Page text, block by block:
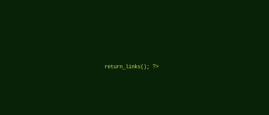
return_links(); ?>